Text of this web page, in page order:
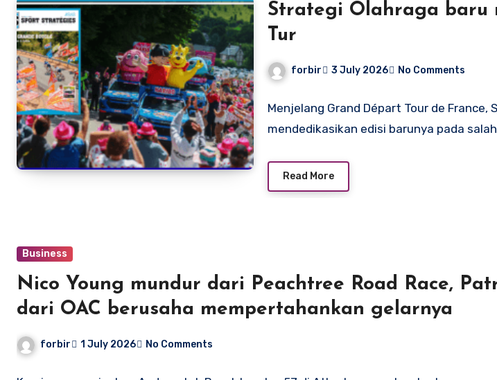
Strategi Olahraga baru
Tur
forbir 3 July 2026 No Comments
Menjelang Grand Départ Tour de France,
mendedikasikan edisi barunya pada
Read More
Business
Nico Young mundur dari Peachtree Road Race,
dari OAC berusaha mempertahankan gelarnya
forbir 1 July 2026 No Comments